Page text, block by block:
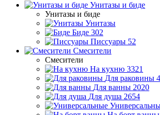
Унитазы и биде
Унитазы и биде
Унитазы
Биде 302
Писсуары 52
Смесители
Смесители
На кухню 3321
Для раковины
Для ванны 2020
Для душа 2654